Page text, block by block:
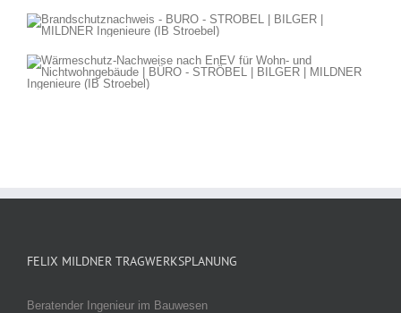
FELIX MILDNER TRAGWERKSPLANUNG
Beratender Ingenieur im Bauwesen